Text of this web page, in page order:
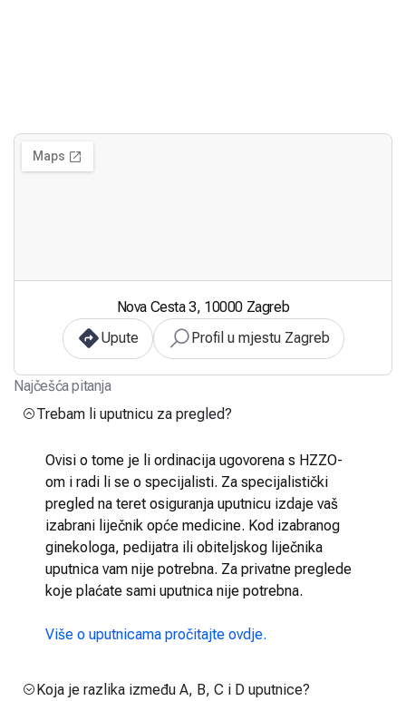
Nova Cesta 3, 10000 Zagreb
Upute
Profil u mjestu Zagreb
Najčešća pitanja
Trebam li uputnicu za pregled?
Ovisi o tome je li ordinacija ugovorena s HZZO-
om i radi li se o specijalisti. Za specijalistički
pregled na teret osiguranja uputnicu izdaje vaš
izabrani liječnik opće medicine. Kod izabranog
ginekologa, pedijatra ili obiteljskog liječnika
uputnica vam nije potrebna. Za privatne preglede
koje plaćate sami uputnica nije potrebna.
Više o uputnicama pročitajte ovdje.
Koja je razlika između A, B, C i D uputnice?